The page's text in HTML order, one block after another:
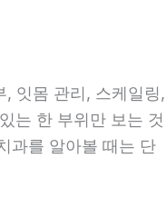
잇몸 관리, 스케일링,
는 한 부위만 보는 것
과를 알아볼 때는 단